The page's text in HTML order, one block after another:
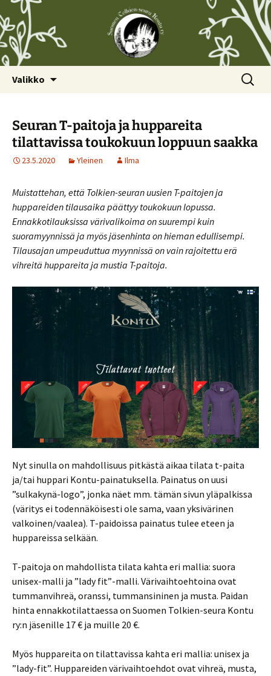
Valikko Haku:
Seuran T-paitoja ja huppareita
tilattavissa toukokuun loppuun saakka
23.5.2020 Yleinen Ilma
Muistattehan, että Tolkien-seuran uusien T-paitojen ja
huppareiden tilausaika päättyy toukokuun lopussa.
Ennakkotilauksissa värivalikoima on suurempi kuin
suoramyynnissä ja myös jäsenhinta on hieman edullisempi.
Tilausajan umpeuduttua myynnissä on vain rajoitettu erä
vihreitä huppareita ja mustia T-paitoja.
Nyt sinulla on mahdollisuus pitkästä aikaa tilata t-paita
ja/tai huppari Kontu-painatuksella. Painatus on uusi
”sulkakynä-logo”, jonka näet mm. tämän sivun yläpalkissa
(väritys ei todennäköisesti ole sama, vaan yksivärinen
valkoinen/vaalea). T-paidoissa painatus tulee eteen ja
huppareissa selkään.
T-paitoja on mahdollista tilata kahta eri mallia: suora
unisex-malli ja ”lady fit”-malli. Värivaihtoehtoina ovat
tummanvihreä, oranssi, tummansininen ja musta. Paidan
hinta ennakkotilattaessa on Suomen Tolkien-seura Kontu
ry:n jäsenille 17 € ja muille 20 €.
Myös huppareita on tilattavissa kahta eri mallia: unisex ja
”lady-fit”. Huppareiden värivaihtoehdot ovat vihreä, musta,